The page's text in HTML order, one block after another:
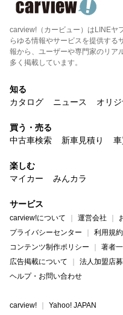
carview!（カービュー）はLINEヤ
らゆる情報やサービスを提供する
報から、ユーザーや専門家のリア
多く掲載しています。
知る
カタログ
ニュース オリ
買う・売る
中古車検索
新車見積り 車
楽しむ
マイカー
みんカラ
サービス
carview!について 運営会社
プライバシーセンター
利用規約
コンテンツ制作ポリシー
著者
広告掲載について
法人加盟店
ヘルプ・お問い合わせ
carview! Yahoo! JAPAN